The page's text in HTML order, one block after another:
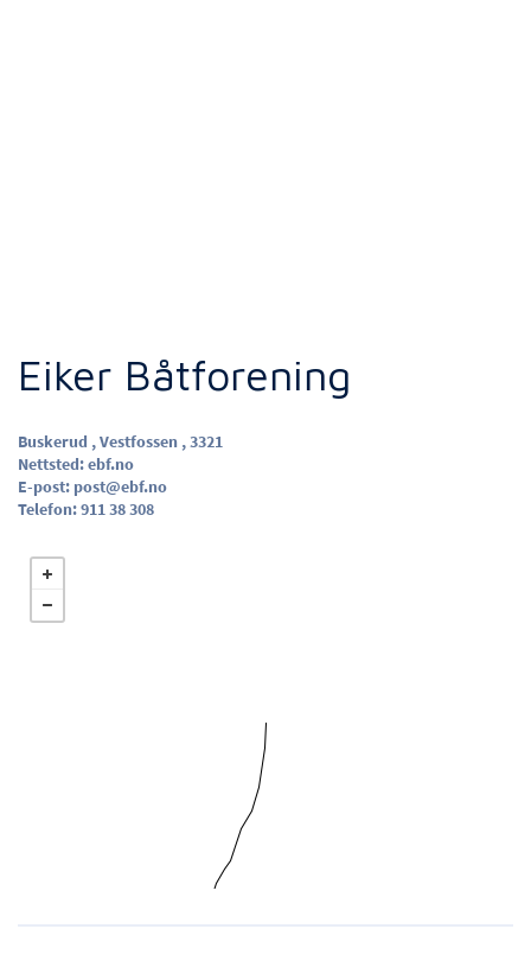
Eiker Båtforening
Buskerud , Vestfossen , 3321
Nettsted:ebf.no
E-post: post@ebf.no
Telefon:911 38 308